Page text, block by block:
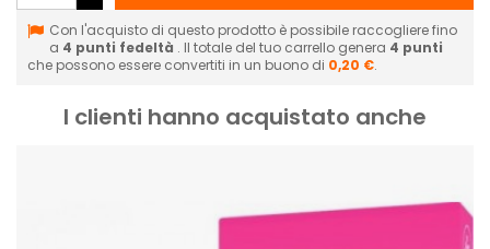
Con l'acquisto di questo prodotto è possibile raccogliere fino
a 4 punti fedeltà . Il totale del tuo carrello genera 4 punti
che possono essere convertiti in un buono di 0,20 €.
I clienti hanno acquistato anche